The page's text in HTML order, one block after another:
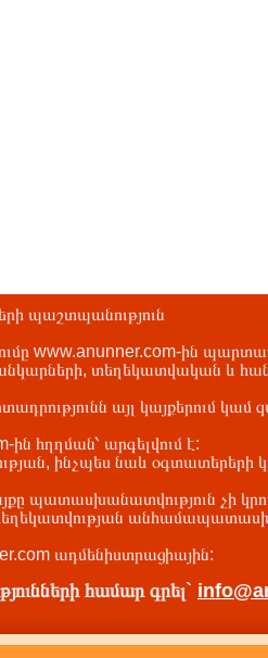
պաշտպանություն
www.anunner.com-ին
տեղեկատվական և
այլ կայքերում կամ
հղղման՝ արգելվում է:
ինչպես նաև օգտատերերի
պատասխանատվություն չի
ադմենիստրացիային:
համար գրել`